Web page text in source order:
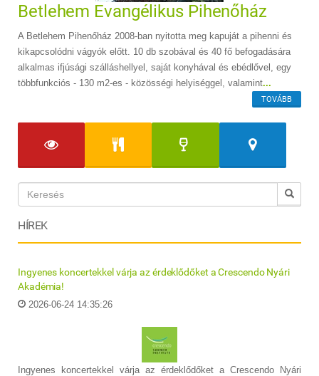
Betlehem Evangélikus Pihenőház
A Betlehem Pihenőház 2008-ban nyitotta meg kapuját a pihenni és
kikapcsolódni vágyók előtt. 10 db szobával és 40 fő befogadására
alkalmas ifjúsági szálláshellyel, saját konyhával és ebédlővel, egy
többfunkciós - 130 m2-es - közösségi helyiséggel, valamint...
TOVÁBB
HÍREK
Ingyenes koncertekkel várja az érdeklődőket a Crescendo Nyári
Akadémia!
2026-06-24 14:35:26
Ingyenes koncertekkel várja az érdeklődőket a Crescendo Nyári